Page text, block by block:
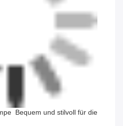
Bequem und stilvoll für die